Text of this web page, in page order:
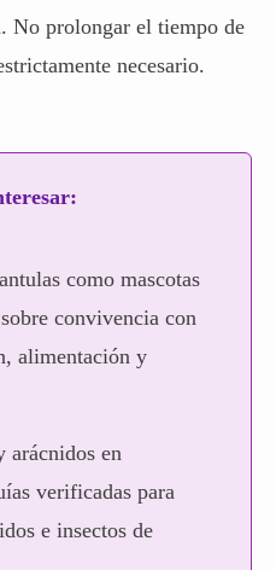
No prolongar el tiempo de
necesario.
como mascotas
convivencia con
alimentación y
arácnidos en
verificadas para
e insectos de